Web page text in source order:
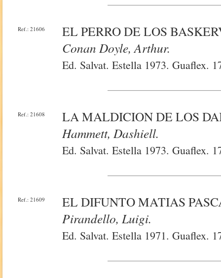
Ref.: 21606
EL PERRO DE LOS
Conan Doyle, Arthur.
Ed. Salvat. Estella 1973. Guaflex.
Ref.: 21608
LA MALDICION DE LOS
Hammett, Dashiell.
Ed. Salvat. Estella 1973. Guaflex.
Ref.: 21609
EL DIFUNTO MATIAS
Pirandello, Luigi.
Ed. Salvat. Estella 1971. Guaflex.